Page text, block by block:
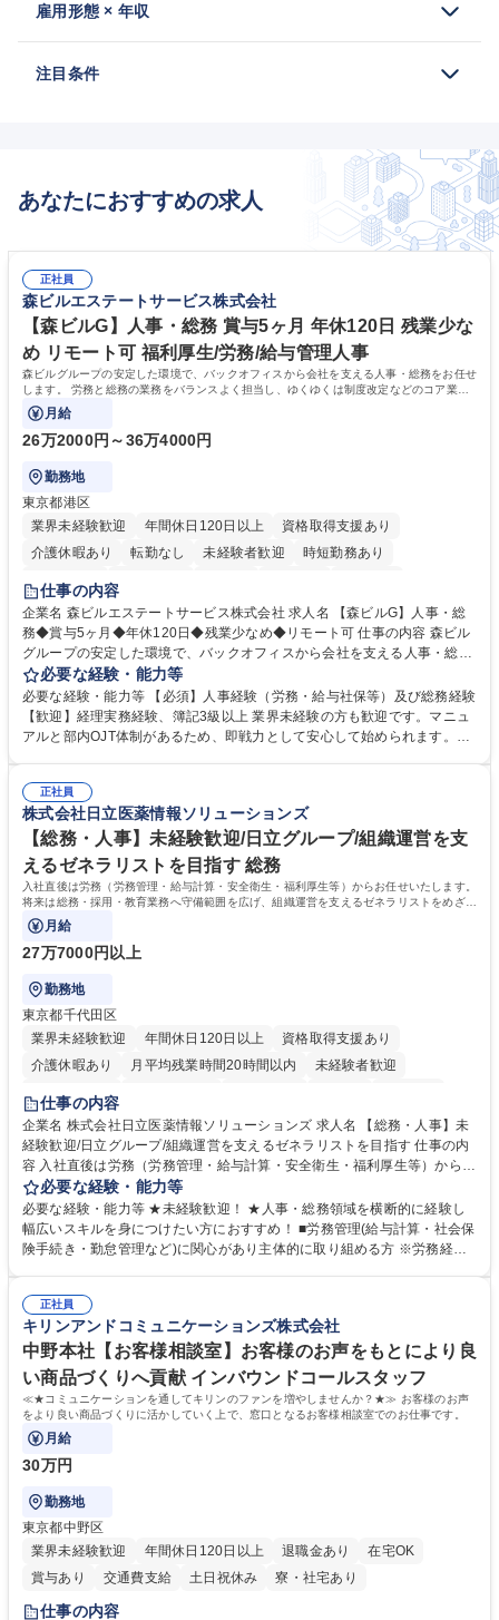
雇用形態 × 年収
注目条件
あなたにおすすめの求人
正社員
森ビルエステートサービス株式会社
【森ビルG】人事・総務 賞与5ヶ月 年休120日 残業少な
め リモート可 福利厚生/労務/給与管理人事
森ビルグループの安定した環境で、バックオフィスから会社を支える人事・総務をお任せ
します。 労務と総務の業務をバランスよく担当し、ゆくゆくは制度改定などのコア業務
にも挑戦できる、やりがいある環境です。
月給
26万2000円～36万4000円
勤務地
東京都港区
業界未経験歓迎
年間休日120日以上
資格取得支援あり
介護休暇あり
転勤なし 未経験者歓迎
時短勤務あり
経験者歓迎
完全週休2日制
交通費支給 長期歓迎 駅近5分以内 土日祝休み
仕事の内容
企業名 森ビルエステートサービス株式会社 求人名 【森ビルG】人事・総
務◆賞与5ヶ月◆年休120日◆残業少なめ◆リモート可 仕事の内容 森ビル
グループの安定した環境で、バックオフィスから会社を支える人事・総務
をお任せします。 労務と総務の業務をバランスよく担当し、ゆくゆくは制
度改定などのコア業務にも挑戦できる、やりがいある環境です。 ■勤怠管
理、給与計算、社会保険手続き、年末調整等の労務管理全般 ■入退社手続
き、社内規定の改定や人事制度改定などのコア業務 ■社内イベントの企画
でも質問・相談できる環境が整っているため、安心して成長できます。 募
集職種 【森ビルG】人事・総務◆賞与5ヶ月◆年休120日◆残業少なめ◆
リモート可
必要な経験・能力等
必要な経験・能力等 【必須】人事経験（労務・給与社保等）及び総務経験
【歓迎】経理実務経験、簿記3級以上 業界未経験の方も歓迎です。マニュ
アルと部内OJT体制があるため、即戦力として安心して始められます。
務に挑戦できるため、自身の成長と組織への貢献度をダイレクトに実感で
きます。 残業少なめ、週1日リモート可など、ワークライフバランスを保
ち長期活躍できる環境です。 「これまでの幅広い経験を活かし、長期的な
キャリアを築きたい」という前向きな意欲と挑戦を全力で応援します。 学
歴・資格 学歴：大学院 大学 高専 短大 専修学校 高校 語学力： 資格：日商
簿記検定1級 日商簿記検定2級 日商簿記検定3級
正社員
株式会社日立医薬情報ソリューションズ
【総務・人事】未経験歓迎/日立グループ/組織運営を支
えるゼネラリストを目指す 総務
入社直後は労務（労務管理・給与計算・安全衛生・福利厚生等）からお任せいたします。
将来は総務・採用・教育業務へ守備範囲を広げ、組織運営を支えるゼネラリストをめざせ
ます。
月給
27万7000円以上
勤務地
東京都千代田区
業界未経験歓迎
年間休日120日以上
資格取得支援あり
介護休暇あり
月平均残業時間20時間以内
未経験者歓迎
住宅手当あり
育休あり
完全週休2日制 交通費支給 土日祝休み 寮・社宅あり
仕事の内容
企業名 株式会社日立医薬情報ソリューションズ 求人名 【総務・人事】未
経験歓迎/日立グループ/組織運営を支えるゼネラリストを目指す 仕事の内
容 入社直後は労務（労務管理・給与計算・安全衛生・福利厚生等）からお
任せいたします。将来は総務・採用・教育業務へ守備範囲を広げ、組織運
営を支えるゼネラリストをめざせます。 ・初期業務：労働時間管理、給与
計算、社会保険対応、福利厚生管理、安全衛生、健康経営推進等をお任せ
します。ご経験に応じて、休職者管理など、幅広く経験を積んでいただき
幅広く経験を積みたい意欲がある方に最適な環境です。 募集職種 【総
務・人事】未経験歓迎/日立グループ/組織運営を支えるゼネラリストを目
指す
必要な経験・能力等
必要な経験・能力等 ★未経験歓迎！ ★人事・総務領域を横断的に経験し
幅広いスキルを身につけたい方におすすめ！ ■労務管理(給与計算・社会保
険手続き・勤怠管理など)に関心があり主体的に取り組める方 ※労務経験
のご経験 ■労務管理（給与計算・社会保険手続き・勤怠管理など）の経験
■衛生管理者の資格をお持ちの方 学歴・資格 学歴：大学院 大学 高専 短大
専修学校 高校 語学力： 資格：
正社員
キリンアンドコミュニケーションズ株式会社
中野本社【お客様相談室】お客様のお声をもとにより良
い商品づくりへ貢献 インバウンドコールスタッフ
≪★コミュニケーションを通してキリンのファンを増やしませんか？★≫ お客様のお声
をより良い商品づくりに活かしていく上で、窓口となるお客様相談室でのお仕事です。
月給
30万円
勤務地
東京都中野区
業界未経験歓迎
年間休日120日以上 退職金あり
在宅OK
賞与あり
交通費支給 土日祝休み 寮・社宅あり
仕事の内容